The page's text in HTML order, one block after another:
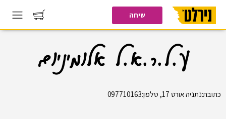
שיחה
ע.ל.ר.א.ל אלומיניום
כתובת:נתניה אורט 17, טלפון:097710163